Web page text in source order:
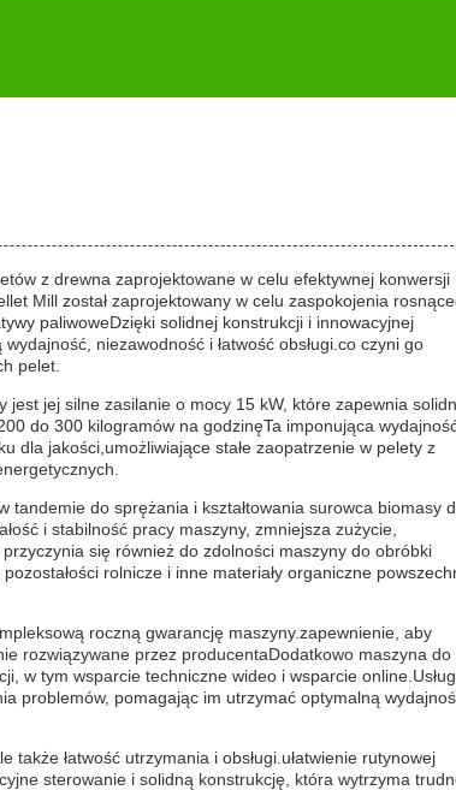
z drewna zaprojektowane w celu efektywnej konwersji
Mill został zaprojektowany w celu zaspokojenia
paliwoweDzięki solidnej konstrukcji i innowacyjnej
niezawodność i łatwość obsługi.co czyni go
pelet.
jej silne zasilanie o mocy 15 kW, które zapewnia
do 300 kilogramów na godzinęTa imponująca
dla jakości,umożliwiające stałe zaopatrzenie w pelety z
do sprężania i kształtowania surowca biomasy
i stabilność pracy maszyny, zmniejsza zużycie,
się również do zdolności maszyny do obróbki
rolnicze i inne materiały organiczne
roczną gwarancję maszyny.zapewnienie, aby
rozwiązywane przez producentaDodatkowo maszyna do
w tym wsparcie techniczne wideo i wsparcie
problemów, pomagając im utrzymać optymalną
łatwość utrzymania i obsługi.ułatwienie rutynowej
sterowanie i solidną konstrukcję, która wytrzyma